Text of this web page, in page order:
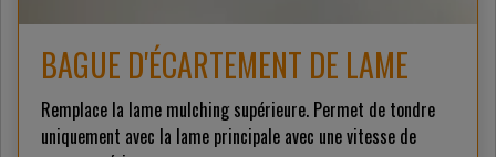
BAGUE D'ÉCARTEMENT DE LAME
Remplace la lame mulching supérieure. Permet de tondre
uniquement avec la lame principale avec une vitesse de